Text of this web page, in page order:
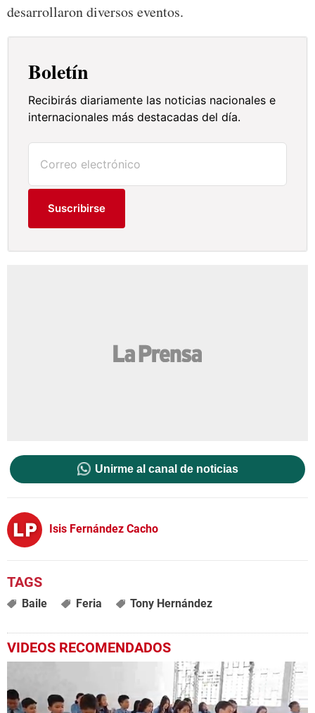
desarrollaron diversos eventos.
Boletín
Recibirás diariamente las noticias nacionales e
internacionales más destacadas del día.
Suscribirse
Unirme al canal de noticias
Isis Fernández Cacho
Baile Feria Tony Hernández
VIDEOS RECOMENDADOS